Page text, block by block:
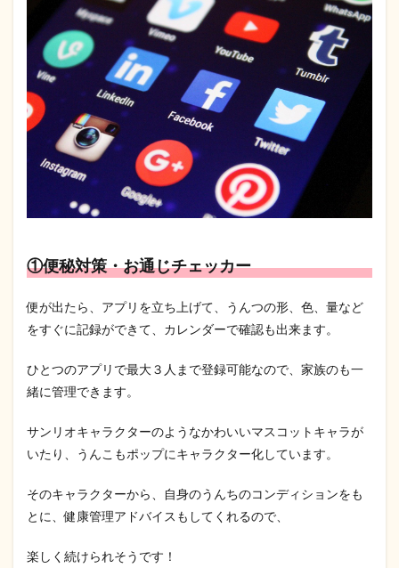
①便秘対策・お通じチェッカー
便が出たら、アプリを立ち上げて、うんつの形、色、量など
をすぐに記録ができて、カレンダーで確認も出来ます。
ひとつのアプリで最大３人まで登録可能なので、家族のも一
緒に管理できます。
サンリオキャラクターのようなかわいいマスコットキャラが
いたり、うんこもポップにキャラクター化しています。
そのキャラクターから、自身のうんちのコンディションをも
とに、健康管理アドバイスもしてくれるので、
楽しく続けられそうです！